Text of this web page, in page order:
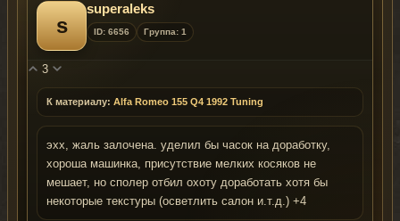
s
superaleks
ID: 6656 Группа: 1
3
К материалу: Alfa Romeo 155 Q4 1992 Tuning
эхх, жаль залочена. уделил бы часок на доработку,
хороша машинка, присутствие мелких косяков не
мешает, но сполер отбил охоту доработать хотя бы
некоторые текстуры (осветлить салон и.т.д.) +4